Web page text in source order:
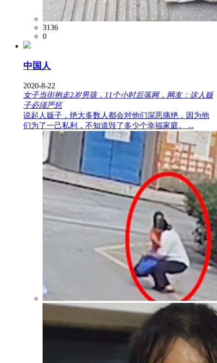
3136
0
中国人
2020-8-22
女子当街抱走2岁男孩，11个小时后落网，网友：这人贩
子必须严惩
说起人贩子，绝大多数人都会对他们深恶痛绝，因为他
们为了一己私利，不知道毁了多少个幸福家庭。 ...